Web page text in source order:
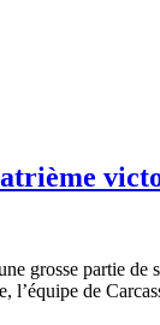
grosse partie de
l’équipe de